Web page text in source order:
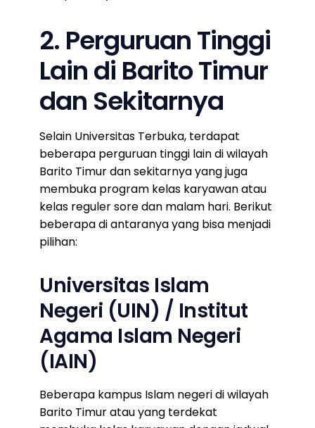
2. Perguruan Tinggi
Lain di Barito Timur
dan Sekitarnya
Selain Universitas Terbuka, terdapat
beberapa perguruan tinggi lain di wilayah
Barito Timur dan sekitarnya yang juga
membuka program kelas karyawan atau
kelas reguler sore dan malam hari. Berikut
beberapa di antaranya yang bisa menjadi
pilihan:
Universitas Islam
Negeri (UIN) / Institut
Agama Islam Negeri
(IAIN)
Beberapa kampus Islam negeri di wilayah
Barito Timur atau yang terdekat